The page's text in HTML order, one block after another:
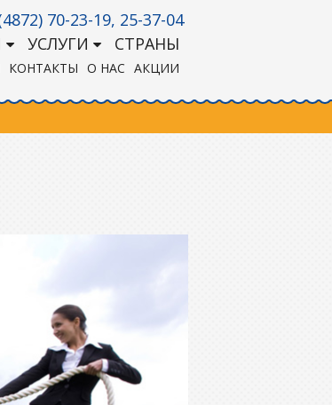
70-23-19, 25-37-04
УСЛУГИ СТРАНЫ
КОНТАКТЫ О НАС АКЦИИ